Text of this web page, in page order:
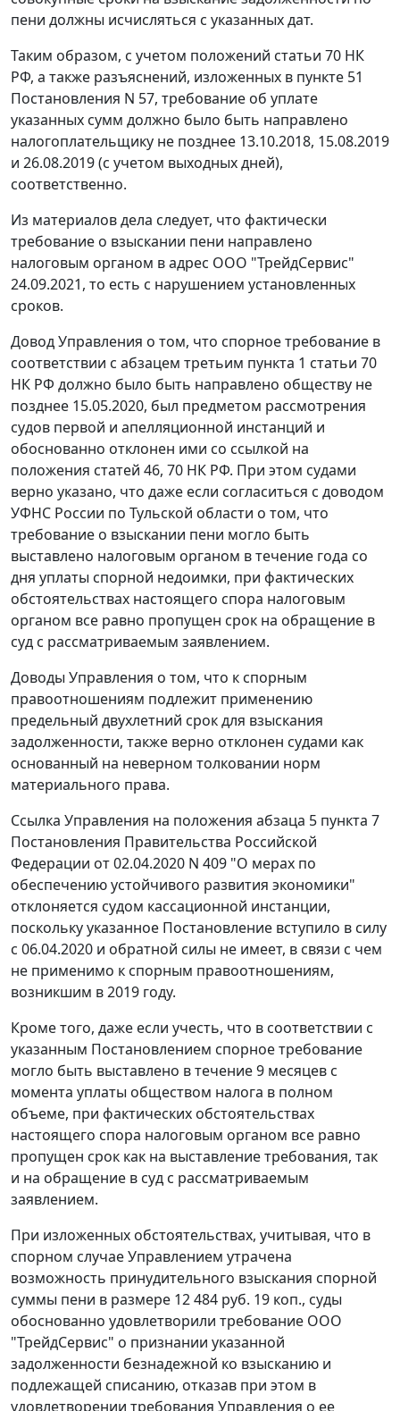
пени должны исчисляться с указанных дат.
Таким образом, с учетом положений статьи 70 НК
РФ, а также разъяснений, изложенных в пункте 51
Постановления N 57, требование об уплате
указанных сумм должно было быть направлено
налогоплательщику не позднее 13.10.2018, 15.08.2019
и 26.08.2019 (с учетом выходных дней),
соответственно.
Из материалов дела следует, что фактически
требование о взыскании пени направлено
налоговым органом в адрес ООО "ТрейдСервис"
24.09.2021, то есть с нарушением установленных
сроков.
Довод Управления о том, что спорное требование в
соответствии с абзацем третьим пункта 1 статьи 70
НК РФ должно было быть направлено обществу не
позднее 15.05.2020, был предметом рассмотрения
судов первой и апелляционной инстанций и
обоснованно отклонен ими со ссылкой на
положения статей 46, 70 НК РФ. При этом судами
верно указано, что даже если согласиться с доводом
УФНС России по Тульской области о том, что
требование о взыскании пени могло быть
выставлено налоговым органом в течение года со
дня уплаты спорной недоимки, при фактических
обстоятельствах настоящего спора налоговым
органом все равно пропущен срок на обращение в
суд с рассматриваемым заявлением.
Доводы Управления о том, что к спорным
правоотношениям подлежит применению
предельный двухлетний срок для взыскания
задолженности, также верно отклонен судами как
основанный на неверном толковании норм
материального права.
Ссылка Управления на положения абзаца 5 пункта 7
Постановления Правительства Российской
Федерации от 02.04.2020 N 409 "О мерах по
обеспечению устойчивого развития экономики"
отклоняется судом кассационной инстанции,
поскольку указанное Постановление вступило в силу
с 06.04.2020 и обратной силы не имеет, в связи с чем
не применимо к спорным правоотношениям,
возникшим в 2019 году.
Кроме того, даже если учесть, что в соответствии с
указанным Постановлением спорное требование
могло быть выставлено в течение 9 месяцев с
момента уплаты обществом налога в полном
объеме, при фактических обстоятельствах
настоящего спора налоговым органом все равно
пропущен срок как на выставление требования, так
и на обращение в суд с рассматриваемым
заявлением.
При изложенных обстоятельствах, учитывая, что в
спорном случае Управлением утрачена
возможность принудительного взыскания спорной
суммы пени в размере 12 484 руб. 19 коп., суды
обоснованно удовлетворили требование ООО
"ТрейдСервис" о признании указанной
задолженности безнадежной ко взысканию и
подлежащей списанию, отказав при этом в
удовлетворении требования Управления о ее